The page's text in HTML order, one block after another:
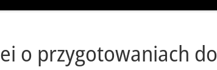
o przygotowaniach